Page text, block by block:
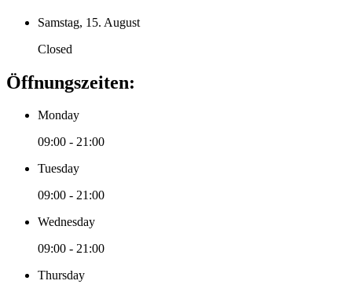
Samstag, 15. August
Closed
Öffnungszeiten:
Monday
09:00 - 21:00
Tuesday
09:00 - 21:00
Wednesday
09:00 - 21:00
Thursday